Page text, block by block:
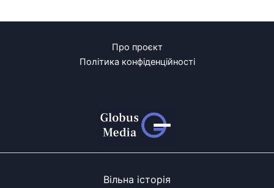
Про проєкт
Політика конфіденційності
Вільна історія